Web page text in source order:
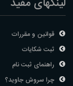
قوانین و مقررات
ثبت شکایات
راهنمای ثبت نام
چرا سروش جاوید؟